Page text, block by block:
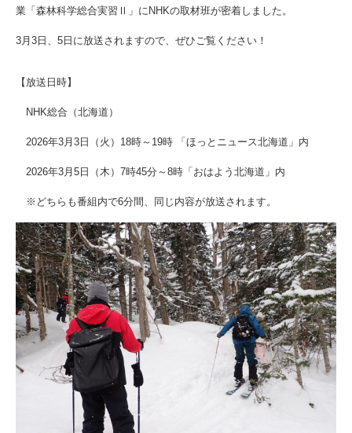
業「森林科学総合実習Ⅱ」にNHKの取材班が密着しました。
3月3日、5日に放送されますので、ぜひご覧ください！
【放送日時】
NHK総合（北海道）
2026年3月3日（火）18時～19時 「ほっとニュース北海道」内
2026年3月5日（木）7時45分～8時「おはよう北海道」内
※どちらも番組内で6分間、同じ内容が放送されます。